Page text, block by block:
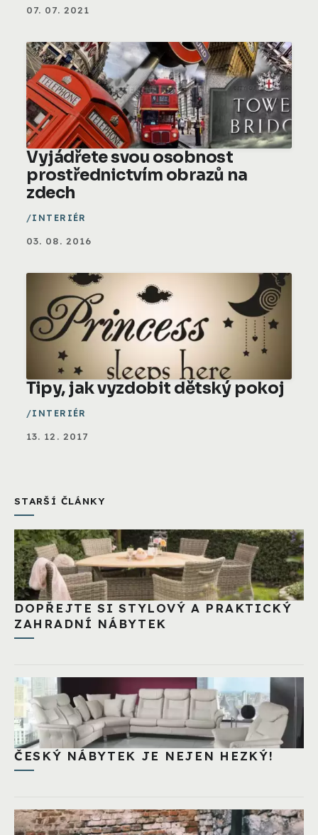
07. 07. 2021
Vyjádřete svou osobnost
prostřednictvím obrazů na
zdech
INTERIÉR
03. 08. 2016
Tipy, jak vyzdobit dětský pokoj
INTERIÉR
13. 12. 2017
STARŠÍ ČLÁNKY
DOPŘEJTE SI STYLOVÝ A PRAKTICKÝ
ZAHRADNÍ NÁBYTEK
ČESKÝ NÁBYTEK JE NEJEN HEZKÝ!